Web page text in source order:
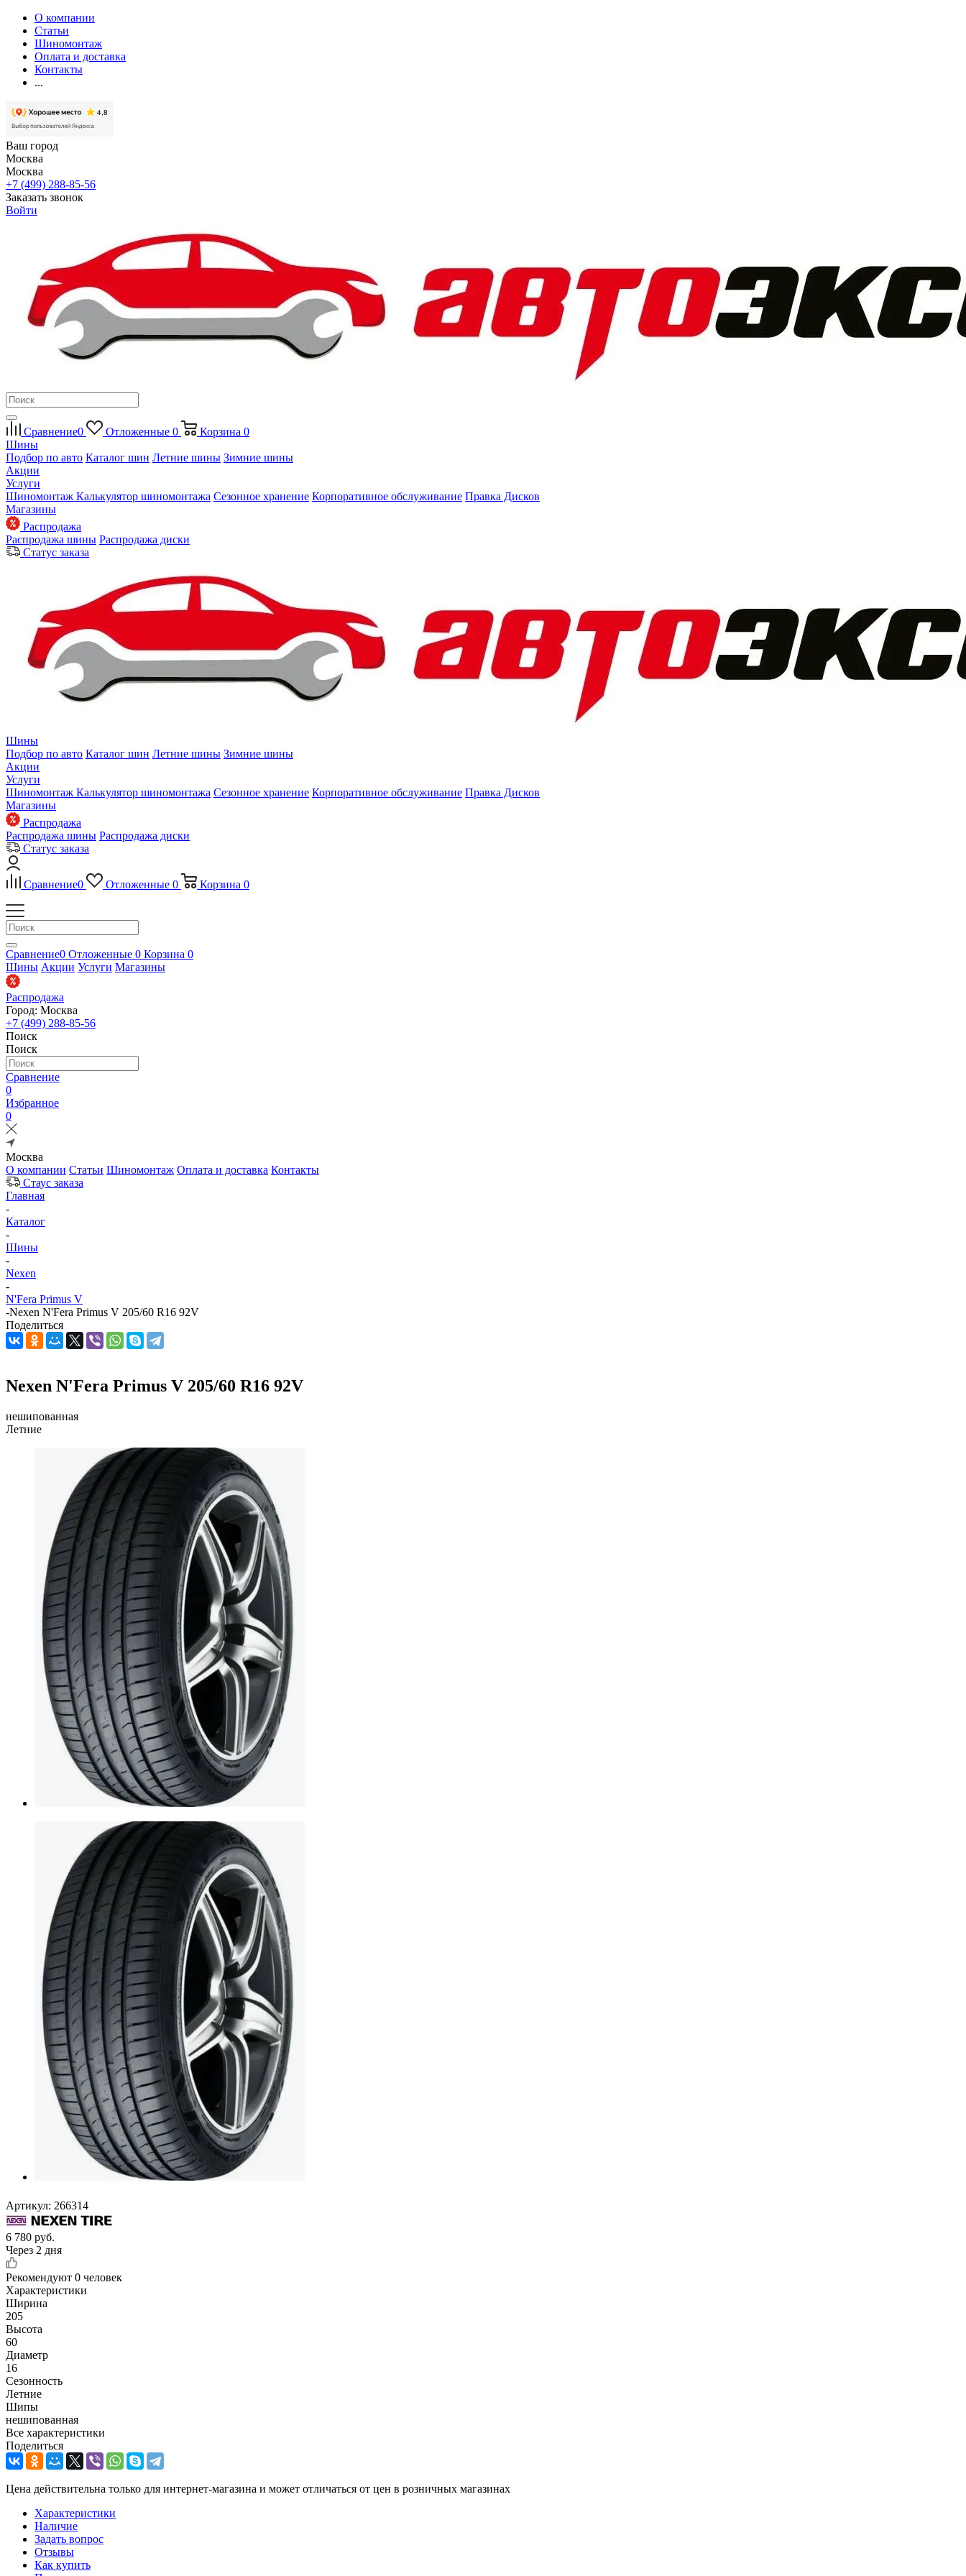
О компании
Статьи
Шиномонтаж
Оплата и доставка
Контакты
...
Ваш город
Москва
Москва
+7 (499) 288-85-56
Заказать звонок
Войти
Сравнение0 Отложенные 0 Корзина 0
Шины
Подбор по авто Каталог шин Летние шины Зимние шины
Акции
Услуги
Шиномонтаж Калькулятор шиномонтажа Сезонное хранение Корпоративное обслуживание Правка Дисков
Магазины
Распродажа
Распродажа шины Распродажа диски
Статус заказа
Шины
Подбор по авто Каталог шин Летние шины Зимние шины
Акции
Услуги
Шиномонтаж Калькулятор шиномонтажа Сезонное хранение Корпоративное обслуживание Правка Дисков
Магазины
Распродажа
Распродажа шины Распродажа диски
Статус заказа
Сравнение0 Отложенные 0 Корзина 0
Сравнение0 Отложенные 0 Корзина 0
Шины Акции Услуги Магазины
Распродажа
Город: Москва
+7 (499) 288-85-56
Поиск
Поиск
Сравнение
0
Избранное
0
Москва
О компании Статьи Шиномонтаж Оплата и доставка Контакты
Стаус заказа
Главная
-
Каталог
-
Шины
-
Nexen
-
N'Fera Primus V
-Nexen N'Fera Primus V 205/60 R16 92V
Поделиться
Nexen N'Fera Primus V 205/60 R16 92V
нешипованная
Летние
Артикул: 266314
6 780 руб.
Через 2 дня
Рекомендуют 0 человек
Характеристики
Ширина
205
Высота
60
Диаметр
16
Сезонность
Летние
Шипы
нешипованная
Все характеристики
Поделиться
Цена действительна только для интернет-магазина и может отличаться от цен в розничных магазинах
Характеристики
Наличие
Задать вопрос
Отзывы
Как купить